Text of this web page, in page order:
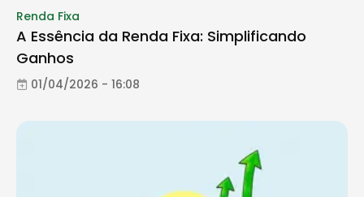
Renda Fixa
A Essência da Renda Fixa: Simplificando
Ganhos
01/04/2026 - 16:08